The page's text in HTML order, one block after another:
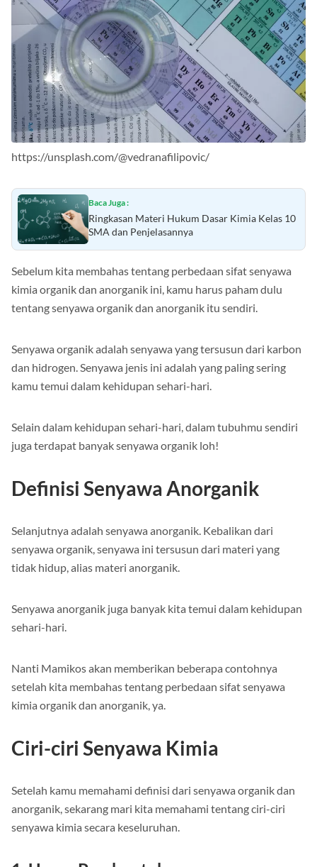
https://unsplash.com/@vedranafilipovic/
Baca Juga :
Ringkasan Materi Hukum Dasar Kimia Kelas 10
SMA dan Penjelasannya
Sebelum kita membahas tentang perbedaan sifat senyawa
kimia organik dan anorganik ini, kamu harus paham dulu
tentang senyawa organik dan anorganik itu sendiri.
Senyawa organik adalah senyawa yang tersusun dari karbon
dan hidrogen. Senyawa jenis ini adalah yang paling sering
kamu temui dalam kehidupan sehari-hari.
Selain dalam kehidupan sehari-hari, dalam tubuhmu sendiri
juga terdapat banyak senyawa organik loh!
Definisi Senyawa Anorganik
Selanjutnya adalah senyawa anorganik. Kebalikan dari
senyawa organik, senyawa ini tersusun dari materi yang
tidak hidup, alias materi anorganik.
Senyawa anorganik juga banyak kita temui dalam kehidupan
sehari-hari.
Nanti Mamikos akan memberikan beberapa contohnya
setelah kita membahas tentang perbedaan sifat senyawa
kimia organik dan anorganik, ya.
Ciri-ciri Senyawa Kimia
Setelah kamu memahami definisi dari senyawa organik dan
anorganik, sekarang mari kita memahami tentang ciri-ciri
senyawa kimia secara keseluruhan.